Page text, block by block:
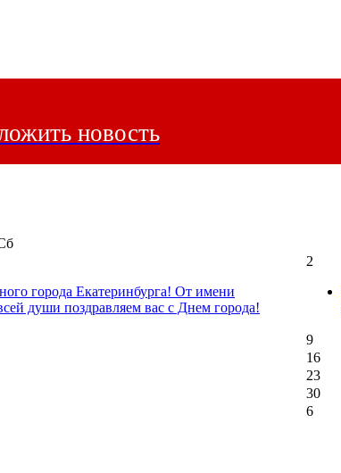
новость
города Екатеринбурга! От имени
души поздравляем вас с Днем города!
2
9
16
23
30
6